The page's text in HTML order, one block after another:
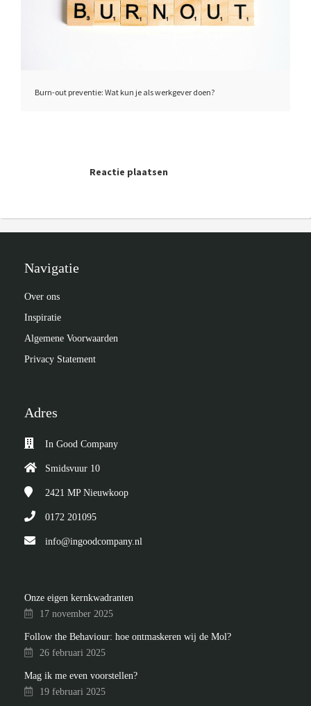
Burn-out preventie: Wat kun je als werkgever doen?
Reactie plaatsen
Navigatie
Over ons
Inspiratie
Algemene Voorwaarden
Privacy Statement
Adres
In Good Company
Smidsvuur 10
2421 MP Nieuwkoop
0172 201095
info@ingoodcompany.nl
Onze eigen kernkwadranten
17 november 2025
Follow the Behaviour: hoe ontmaskeren wij de Mol?
26 februari 2025
Mag ik me even voorstellen?
19 februari 2025